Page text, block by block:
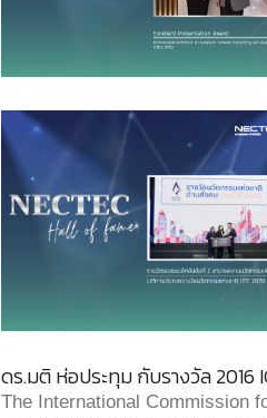
ดร.มติ ห่อประทุม กับรางวัล 2016
The International Commission